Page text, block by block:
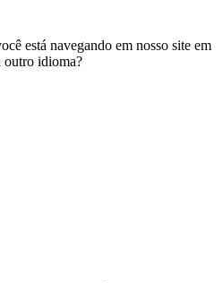
está navegando em nosso site em
outro idioma?